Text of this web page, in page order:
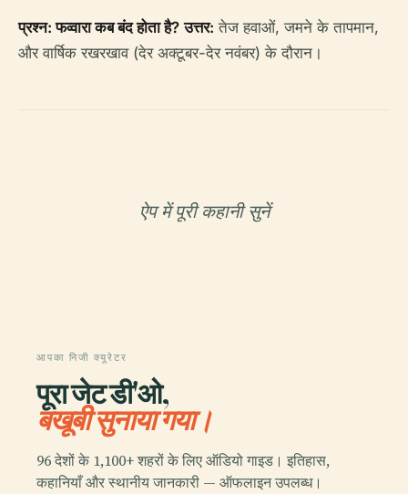
प्रश्न: फव्वारा कब बंद होता है? उत्तर: तेज हवाओं, जमने के तापमान,
और वार्षिक रखरखाव (देर अक्टूबर-देर नवंबर) के दौरान।
ऐप में पूरी कहानी सुनें
आपका निजी क्यूरेटर
पूरा जेट डी'ओ,
बखूबी सुनाया गया।
96 देशों के 1,100+ शहरों के लिए ऑडियो गाइड। इतिहास,
कहानियाँ और स्थानीय जानकारी — ऑफलाइन उपलब्ध।